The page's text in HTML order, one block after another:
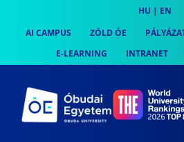
content
HU | EN
AI CAMPUS
ZÖLD ÓE
E-LEARNING
INTRANET